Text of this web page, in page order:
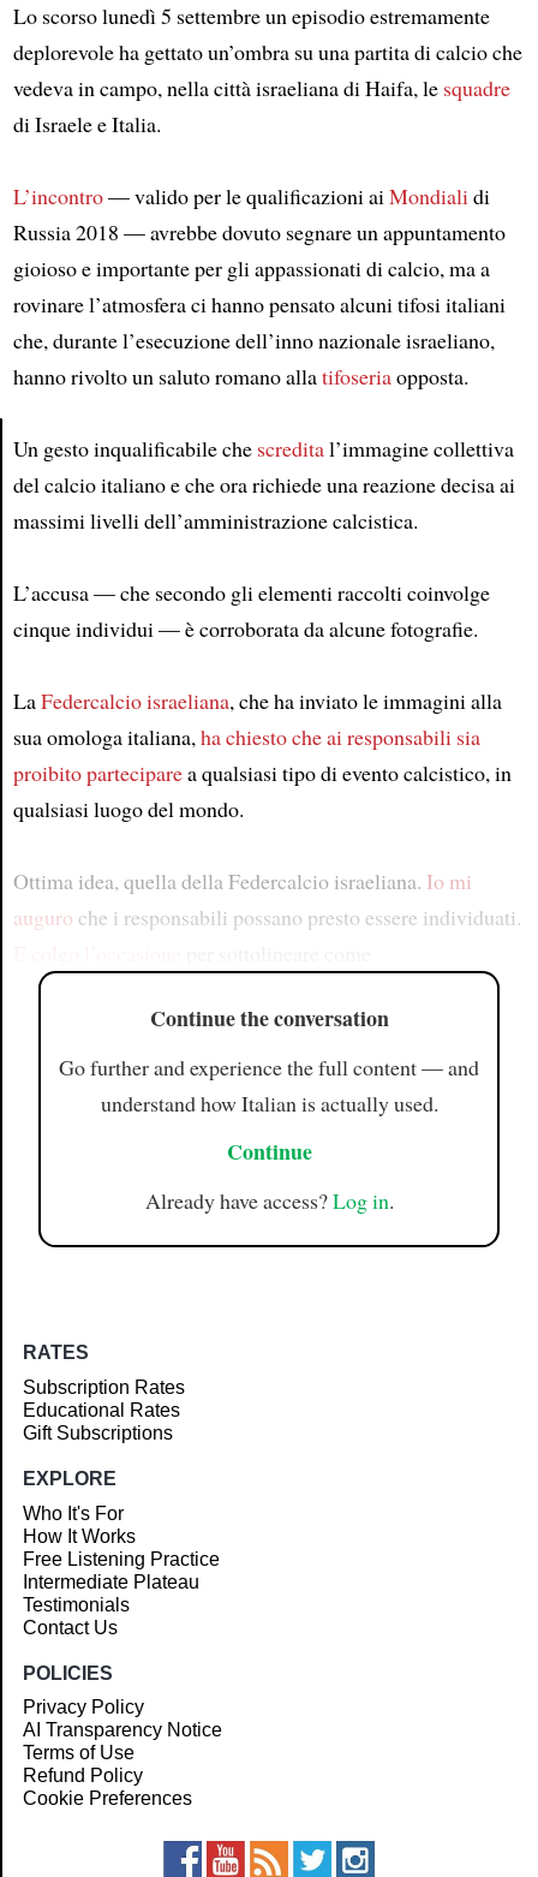
Article
Lo scorso lunedì 5 settembre un episodio estremamente
deplorevole ha gettato un’ombra su una partita di calcio che
vedeva in campo, nella città israeliana di Haifa, le squadre
di Israele e Italia.
L’incontro— valido per le qualificazioni aiMondialidi
Russia 2018 — avrebbe dovuto segnare un appuntamento
gioioso e importante per gli appassionati di calcio, ma a
rovinare l’atmosfera ci hanno pensato alcuni tifosi italiani
che, durante l’esecuzione dell’inno nazionale israeliano,
hanno rivolto un saluto romano allatifoseriaopposta.
Un gesto inqualificabile che scredital’immagine collettiva
del calcio italiano e che ora richiede una reazione decisa ai
massimi livelli dell’amministrazione calcistica.
L’accusa — che secondo gli elementi raccolti coinvolge
cinque individui — è corroborata da alcune fotografie.
LaFedercalcio israeliana, che ha inviato le immagini alla
sua omologa italiana,ha chiestoche ai responsabili sia
proibito parteciparea qualsiasi tipo di evento calcistico, in
qualsiasi luogo del mondo.
Ottima idea, quella della Federcalcio israeliana. Io mi
auguro che i responsabili possano presto essere individuati.
Continue the conversation
Go further and experience the full content — and
understand how Italian is actually used.
Continue
Already have access?Log in.
RATES
Subscription Rates
Educational Rates
Gift Subscriptions
EXPLORE
Who It's For
How It Works
Free Listening Practice
Intermediate Plateau
Testimonials
Contact Us
POLICIES
Privacy Policy
AI Transparency Notice
Terms of Use
Refund Policy
Cookie Preferences